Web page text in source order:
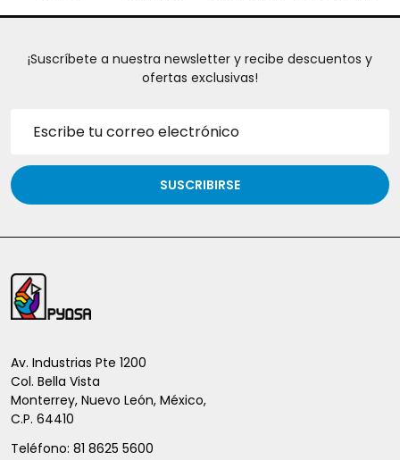
¡Suscríbete a nuestra newsletter y recibe descuentos y
ofertas exclusivas!
correo
electrónico
SUSCRIBIRSE
Inicio
del
de
página
Av. Industrias Pte 1200
Col. Bella Vista
Monterrey, Nuevo León, México,
C.P. 64410
Teléfono: 81 8625 5600